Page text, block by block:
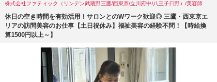
株式会社ファティック（リンデン武蔵野三鷹/西東京/立川府中/八王子日野）/美容師
休日の空き時間を有効活用！サロンとのWワーク歓迎◎ 三鷹・西東京エ
リアの訪問美容のお仕事【土日祝休み】福祉美容の経験不問！【時給換
算1500円以上～】